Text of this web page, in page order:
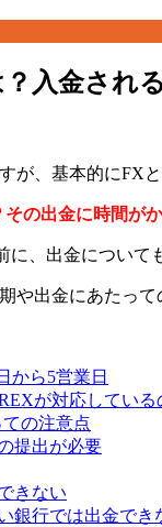
入金され
が、基本的にFX
の出金に時間が
、出金について
や出金にあたっ
から5営業日
が対応してい
の注意点
提出が必要
きない
銀行では出金でき